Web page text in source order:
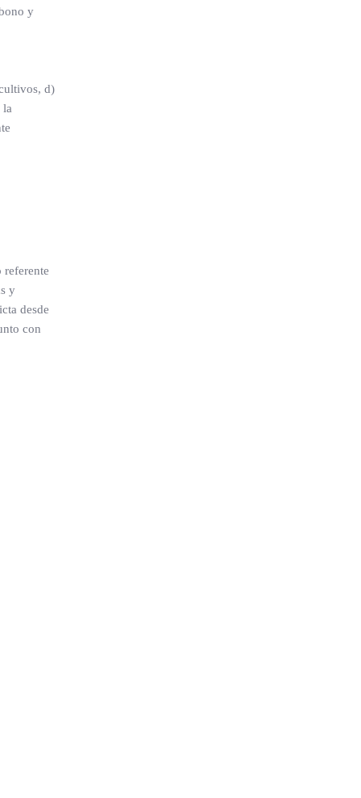
y
d)
la
referente
y
desde
con